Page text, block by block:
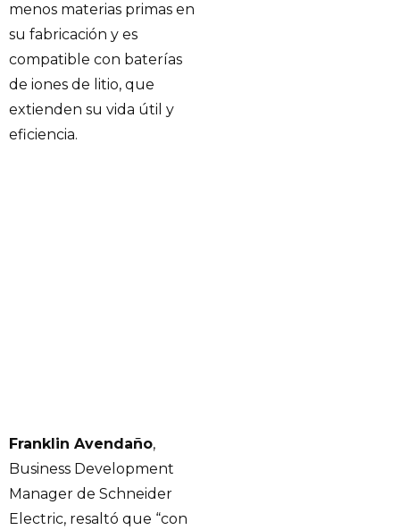
menos materias primas en
su fabricación y es
compatible con baterías
de iones de litio, que
extienden su vida útil y
eficiencia.
Franklin Avendaño,
Business Development
Manager de Schneider
Electric, resaltó que “con